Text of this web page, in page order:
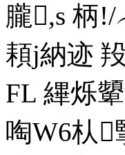
朧,s 柄
頛j納迹
FL 縪烁
啕W6朲